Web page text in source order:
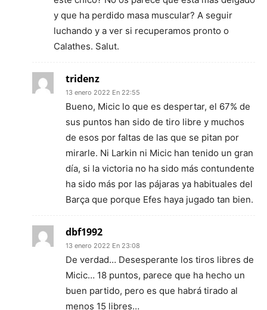
y que ha perdido masa muscular? A seguir
luchando y a ver si recuperamos pronto o
Calathes. Salut.
tridenz
13 enero 2022 En 22:55
Bueno, Micic lo que es despertar, el 67% de
sus puntos han sido de tiro libre y muchos
de esos por faltas de las que se pitan por
mirarle. Ni Larkin ni Micic han tenido un gran
día, si la victoria no ha sido más contundente
ha sido más por las pájaras ya habituales del
Barça que porque Efes haya jugado tan bien.
dbf1992
13 enero 2022 En 23:08
De verdad… Desesperante los tiros libres de
Micic… 18 puntos, parece que ha hecho un
buen partido, pero es que habrá tirado al
menos 15 libres…